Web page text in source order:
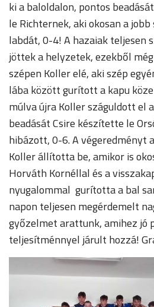
ki a baloldalon, pontos
le Richternek, aki okosan a
labdát, 0-4! A hazaiak teljesen
jöttek a helyzetek, ezekből
szépen Koller elé, aki szép
lába között gurított a kapu
múlva újra Koller száguldott el
beadását Csire készítette le
hibázott, 0-6. A végeredményt
Koller állította be, amikor is
Horváth Kornéllal és a
nyugalommal gurította a bal
napon teljesen megérdemelt
győzelmet arattunk, amihez jó
teljesítménnyel járult hozzá!